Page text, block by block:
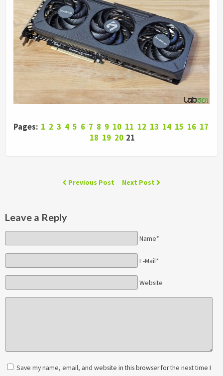
Pages: 1 2 3 4 5 6 7 8 9 10 11 12 13 14 15 16 17
18 19 20 21
Previous Post Next Post
Leave a Reply
Name*
E-Mail*
Website
Save my name, email, and website in this browser for the next time I